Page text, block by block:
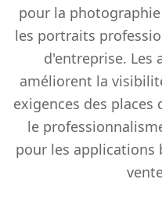
pour la
les portraits
d'entreprise. Les
améliorent la
exigences des
le
pour les applications